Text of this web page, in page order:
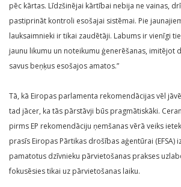
pēc kārtas. Līdzšinējai kārtībai nebija ne vainas,
pastiprināt kontroli esošajai sistēmai. Pie
lauksaimnieki ir tikai zaudētāji. Labums ir vienīgi
jaunu likumu un noteikumu ģenerēšanas, imitējot
savus beņķus esošajos amatos.”
Tā, kā Eiropas parlamenta rekomendācijas vēl
tad jācer, ka tās pārstāvji būs pragmātiskāki.
pirms EP rekomendāciju ņemšanas vērā veiks
prasīs Eiropas Pārtikas drošības aģentūrai (EFSA)
pamatotus dzīvnieku pārvietošanas prakses
fokusēsies tikai uz pārvietošanas laiku.